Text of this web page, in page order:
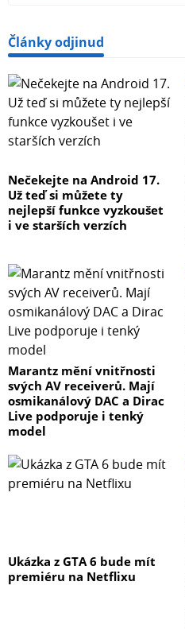
Články odjinud
Nečekejte na Android 17.
Už teď si můžete ty
nejlepší funkce vyzkoušet
i ve starších verzích
Marantz mění vnitřnosti
svých AV receiverů. Mají
osmikanálový DAC a Dirac
Live podporuje i tenký
model
Ukázka z GTA 6 bude mít
premiéru na Netflixu